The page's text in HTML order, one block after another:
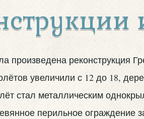
произведена реконструкция
увеличили с 12 до 18,
стал металлическим
перильное ограждение